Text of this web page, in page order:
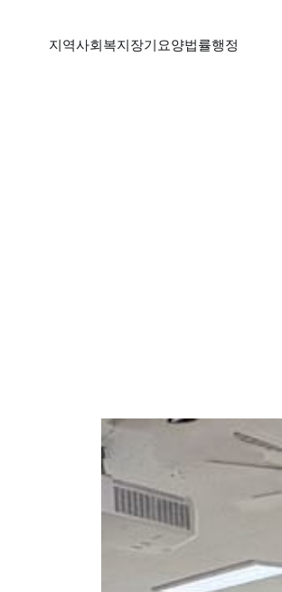
지역사회복지장기요양법률행정